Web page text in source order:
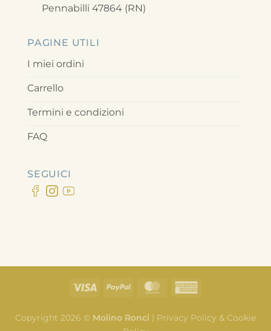
Pennabilli 47864 (RN)
PAGINE UTILI
I miei ordini
Carrello
Termini e condizioni
FAQ
SEGUICI
Copyright 2026 © Molino Ronci | Privacy Policy & Cookie